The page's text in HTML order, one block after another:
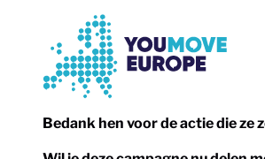
Bedank hen voor de actie die ze